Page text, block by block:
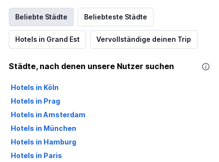
Beliebte Städte Beliebteste Städte
Hotels in Grand Est Vervollständige deinen Trip
Städte, nach denen unsere Nutzer suchen
Hotels in Köln
Hotels in Prag
Hotels in Amsterdam
Hotels in München
Hotels in Hamburg
Hotels in Paris